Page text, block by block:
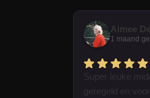
Aimee
1 maand
Super leuke
geregeld en